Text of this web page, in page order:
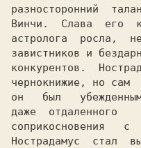
разносторонний
Винчи.  Слава  его
астролога  росла,
завистников и
конкурентов.
чернокнижие, но сам
он   был
даже  отдаленного
соприкосновения   с
Нострадамус  стал